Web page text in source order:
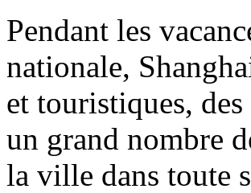
Pendant les
nationale,
et touristiques,
un grand nombre
la ville dans toute